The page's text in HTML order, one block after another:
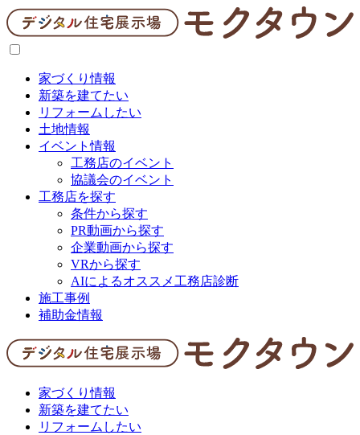
家づくり情報
新築を建てたい
リフォームしたい
土地情報
イベント情報
工務店のイベント
協議会のイベント
工務店を探す
条件から探す
PR動画から探す
企業動画から探す
VRから探す
AIによるオススメ工務店診断
施工事例
補助金情報
家づくり情報
新築を建てたい
リフォームしたい